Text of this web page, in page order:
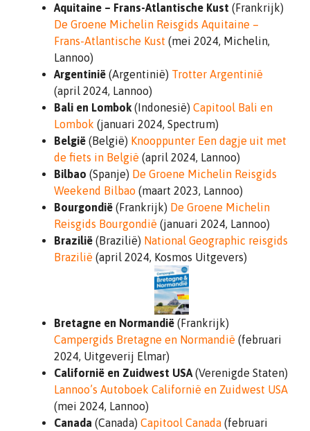
Aquitaine – Frans-Atlantische Kust (Frankrijk)
De Groene Michelin Reisgids Aquitaine –
Frans-Atlantische Kust (mei 2024, Michelin,
Lannoo)
Argentinië (Argentinië) Trotter Argentinië
(april 2024, Lannoo)
Bali en Lombok (Indonesië) Capitool Bali en
Lombok (januari 2024, Spectrum)
België (België) Knooppunter Een dagje uit met
de fiets in België (april 2024, Lannoo)
Bilbao (Spanje) De Groene Michelin Reisgids
Weekend Bilbao (maart 2023, Lannoo)
Bourgondië (Frankrijk) De Groene Michelin
Reisgids Bourgondië (januari 2024, Lannoo)
Brazilië (Brazilië) National Geographic reisgids
Brazilië (april 2024, Kosmos Uitgevers)
Bretagne en Normandië (Frankrijk)
Campergids Bretagne en Normandië (februari
2024, Uitgeverij Elmar)
Californië en Zuidwest USA (Verenigde Staten)
Lannoo’s Autoboek Californië en Zuidwest USA
(mei 2024, Lannoo)
Canada (Canada) Capitool Canada (februari